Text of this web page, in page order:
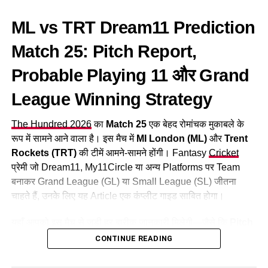
मिलते हैं।
पिच रिपोर्ट
शुरुआती ओवरों में पेसर्स को मदद
दूसरी पारी में बल्लेबाजी आसान
औसत पहली पारी स्कोर:165-180 रन
टॉस जीतने वाली टीम पहले गेंदबाजी करना पसंद कर सकती है।
मौसम रिपोर्ट
सकता है। तापमान लगभग19-20°Cरहने का अनुमान है।
ML vs TRT Dream11 Prediction
Match 25: Pitch Report,
Probable Playing 11 और Grand
League Winning Strategy
The Hundred 2026का Match 25एक बेहद रोमांचक मुकाबले के
रूप में सामने आने वाला है। इस मैच में MI London (ML)औरTrent
Rockets (TRT)की टीमें आमने-सामने होंगी। Fantasy Cricket
प्रेमी जो Dream11, My11Circle या अन्य Platforms पर Team
बनाकर Grand League (GL) या Small League (SL) जीतना
चाहते हैं, उनके लिए यह Article एक कंप्लीट गाइड साबित होगा।
Head to Head Records,Probable Playing 11
Key Players, औरCaptain & Vice-Captain Choice
CONTINUE READING